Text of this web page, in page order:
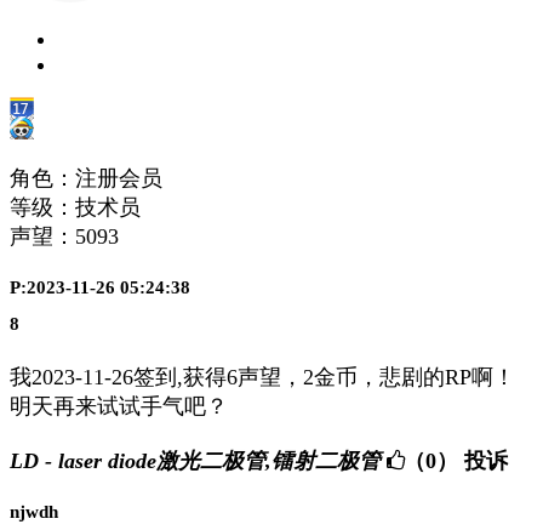
角色：注册会员
等级：技术员
声望： 5093
P:2023-11-26 05:24:38
8
我2023-11-26签到,获得6声望，2金币，悲剧的RP啊！
明天再来试试手气吧？
LD - laser diode激光二极管,镭射二极管 （0） 投诉
njwdh